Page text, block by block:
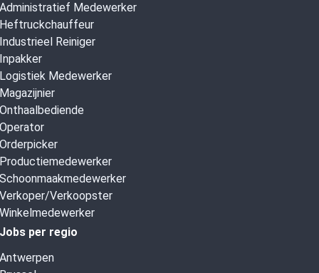
Administratief Medewerker
Heftruckchauffeur
Industrieel Reiniger
Inpakker
Logistiek Medewerker
Magazijnier
Onthaalbediende
Operator
Orderpicker
Productiemedewerker
Schoonmaakmedewerker
Verkoper/Verkoopster
Winkelmedewerker
Jobs per regio
Antwerpen